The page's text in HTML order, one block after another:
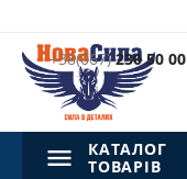
+38(067)230 50 00
КАТАЛОГ
ТОВАРІВ